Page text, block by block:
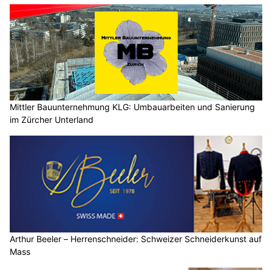
Mittler Bauunternehmung KLG: Umbauarbeiten und Sanierung
im Zürcher Unterland
Arthur Beeler – Herrenschneider: Schweizer Schneiderkunst auf
Mass